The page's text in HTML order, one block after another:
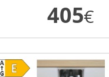
VER DETALLE
405€